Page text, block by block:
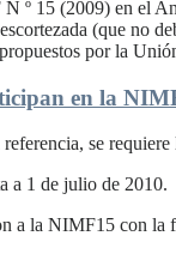
º 15 (2009) en el
(que no
por la
en la
se
a 1 de julio de 2010.
a la NIMF15 con la